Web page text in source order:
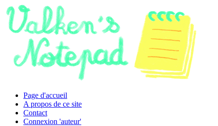
Page d'accueil
A propos de ce site
Contact
Connexion 'auteur'